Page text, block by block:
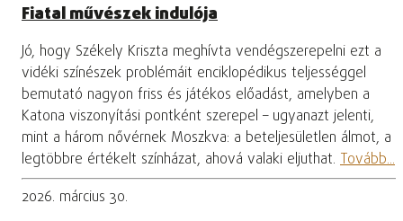
Fiatal művészek indulója
Jó, hogy Székely Kriszta meghívta vendégszerepelni ezt a
vidéki színészek problémáit enciklopédikus teljességgel
bemutató nagyon friss és játékos előadást, amelyben a
Katona viszonyítási pontként szerepel – ugyanazt jelenti,
mint a három nővérnek Moszkva: a beteljesületlen álmot, a
legtöbbre értékelt színházat, ahová valaki eljuthat. Tovább...
2026. március 30.